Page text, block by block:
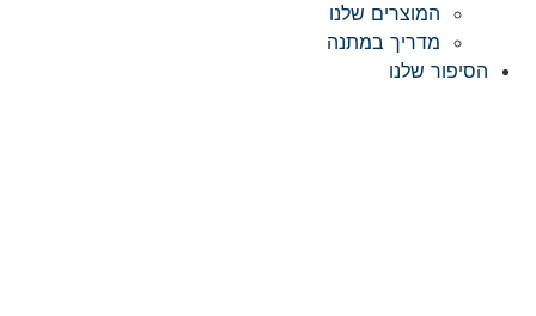
המוצרים שלנו
מדריך במתנה
הסיפור שלנו